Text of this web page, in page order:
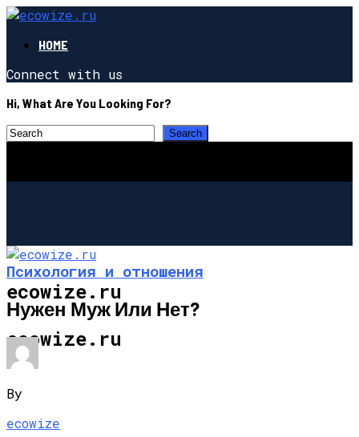
HOME
Connect with us
Hi, What Are You Looking For?
ecowize.ru
ecowize.ru
Психология и отношения
Нужен Муж Или Нет?
By
ecowize